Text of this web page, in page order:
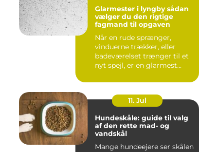
Glarmester i lyngby sådan
vælger du den rigtige
fagmand til opgaven
Når en rude sprænger,
vinduerne trækker, eller
badeværelset trænger til et
nyt spejl, er en glarmest...
11. Jul
Hundeskåle: guide til valg
af den rette mad- og
vandskål
Mange hundeejere ser skålen